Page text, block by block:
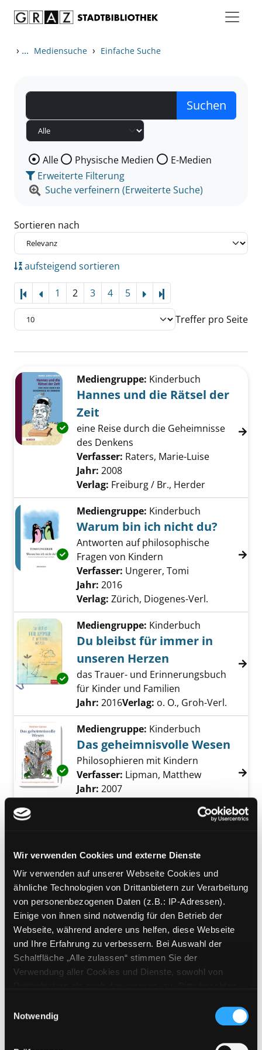
Wir verwenden Cookies und externe Dienste
Wir verwenden auf unserer Webseite Cookies und
ähnliche Technologien von Drittanbietern zur Verarbeitung
von personenbezogenen Daten (z.B.: IP-Adressen).
Einige von ihnen sind notwendig für den Betrieb der
Webseite, während andere uns helfen, diese Webseite
und Ihre Erfahrung zu verbessern. Bei Auswahl der
Schaltfläche „Alle zulassen“ stimmen Sie der
Verwendung aller Cookies und Dienste, sowohl von
Cookies von Drittanbietern, eine Verarbeitung in
unsicheren Drittländern (Länder außerhalb des EWR
ohne adäquates Datenschutzniveau) stattfinden kann. In
Notwendig
› ... Mediensuche › Einfache Suche
Wählen Sie die Medienart nach der Sie suchen wollen.
Alle Physische Medien
E-Medien
Erweiterte Filterung
Suche verfeinern (Erweiterte Suche)
Sortieren nach
aufsteigend sortieren
1 2 3 4 5
Treffer pro Seite
Zu den Suchfiltern springen
Exemplar-Details von Hannes und die Rätsel
Mediengruppe: Kinderbuch
Hannes und die Rätsel der
Zeit
eine Reise durch die Geheimnisse
des Denkens
Verfasser: Raters, Marie-Luise
Jahr: 2008
Verlag: Freiburg / Br., Herder
Exemplar-Details von Warum bin ich nicht
Mediengruppe: Kinderbuch
Warum bin ich nicht du?
Antworten auf philosophische
Fragen von Kindern
Verfasser: Ungerer, Tomi
Jahr: 2016
Verlag: Zürich, Diogenes-Verl.
Exemplar-Details von Du bleibst für immer
Mediengruppe: Kinderbuch
Du bleibst für immer in
unseren Herzen
das Trauer- und Erinnerungsbuch
für Kinder und Familien
Suche nach diesem Verfasser
Jahr: 2016Verlag: o. O., Groh-Verl.
Exemplar-Details von Das geheimnisvolle
Mediengruppe: Kinderbuch
Das geheimnisvolle Wesen
Philosophieren mit Kindern
Verfasser: Lipman, Matthew Suche nach
Jahr: 2007
Exemplar-Details von Was, wenn es nur so
Was, wenn es nur so
aussieht, als wäre ich da?
Verfasser:Brenifier, Oscar Suche nach
Jahr:2011
Verlag:Stuttgart, Thienemann
Mediengruppe:Kinderbuch
Freiheit - was ist das?
Suche nach diesem Verfasser
Jahr:2010 Verlag: Stuttgart, Boje